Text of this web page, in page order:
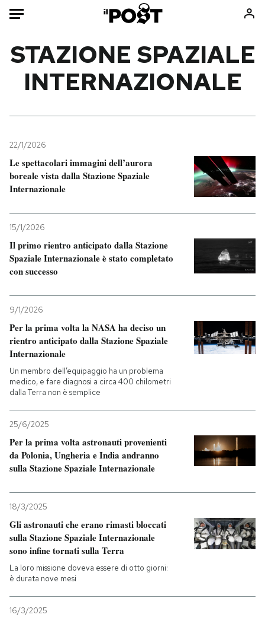
HOME
Mondo
Tecnologia
Internet
Scienza
Libri
Ok Boomer!
Mondiali calcio 2026
NEWSLETTER
I MIEI PREFERITI
CALENDARIO
Entra
STAZIONE SPAZIALE
INTERNAZIONALE
22/1/2026
Le spettacolari immagini dell’aurora
boreale vista dalla Stazione Spaziale
Internazionale
15/1/2026
Il primo rientro anticipato dalla Stazione
Spaziale Internazionale è stato completato
con successo
9/1/2026
Per la prima volta la NASA ha deciso un
rientro anticipato dalla Stazione Spaziale
Internazionale
Un membro dell’equipaggio ha un problema
medico, e fare diagnosi a circa 400 chilometri
dalla Terra non è semplice
25/6/2025
Per la prima volta astronauti provenienti
da Polonia, Ungheria e India andranno
sulla Stazione Spaziale Internazionale
18/3/2025
Gli astronauti che erano rimasti bloccati
sulla Stazione Spaziale Internazionale
sono infine tornati sulla Terra
La loro missione doveva essere di otto giorni:
è durata nove mesi
16/3/2025